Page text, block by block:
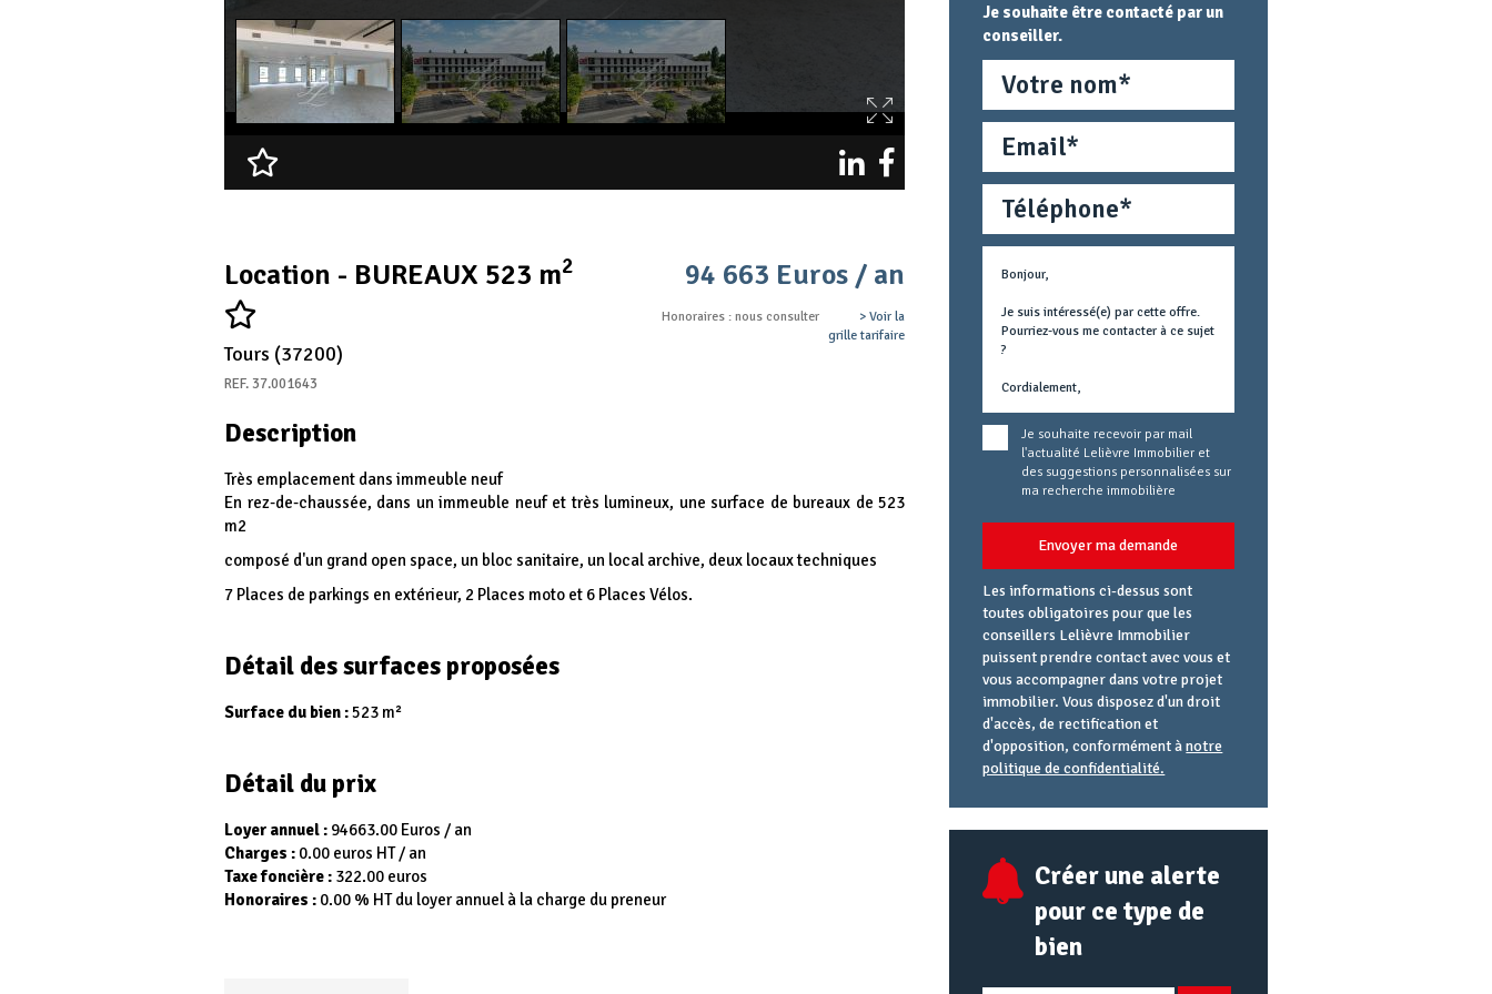
Location - BUREAUX 523 m2
Tours (37200)
REF. 37.001643
94 663 Euros / an
Honoraires : nous consulter
> Voir la
grille tarifaire
Description
Très emplacement dans immeuble neuf
En rez-de-chaussée, dans un immeuble neuf et très lumineux, une surface de bureaux de 523
m2
composé d'un grand open space, un bloc sanitaire, un local archive, deux locaux techniques
7 Places de parkings en extérieur, 2 Places moto et 6 Places Vélos.
Détail des surfaces proposées
Surface du bien :523 m²
Détail du prix
Loyer annuel : 94663.00 Euros / an
Charges : 0.00 euros HT / an
Taxe foncière : 322.00 euros
Honoraires : 0.00 % HT du loyer annuel à la charge du preneur
Je souhaite être contacté par un
conseiller.
Téléphone
Métier
concerné
Je souhaite recevoir par mail
l'actualité Lelièvre Immobilier et
des suggestions personnalisées sur
ma recherche immobilière
Envoyer ma demande
Les informations ci-dessus sont
toutes obligatoires pour que les
conseillers Lelièvre Immobilier
puissent prendre contact avec vous et
vous accompagner dans votre projet
immobilier. Vous disposez d'un droit
d'accès, de rectification et
d'opposition, conformément ànotre
politique de confidentialité.
email
URL
Créer une alerte
pour ce type de
bien